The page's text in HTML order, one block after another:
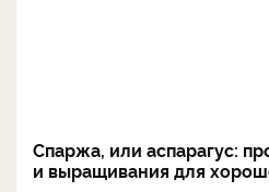
Спаржа, или аспарагус:
и выращивания для